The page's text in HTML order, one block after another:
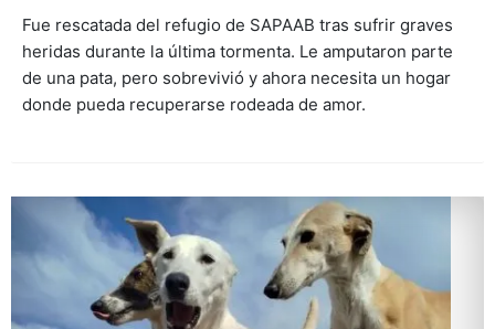
Fue rescatada del refugio de SAPAAB tras sufrir graves
heridas durante la última tormenta. Le amputaron parte
de una pata, pero sobrevivió y ahora necesita un hogar
donde pueda recuperarse rodeada de amor.